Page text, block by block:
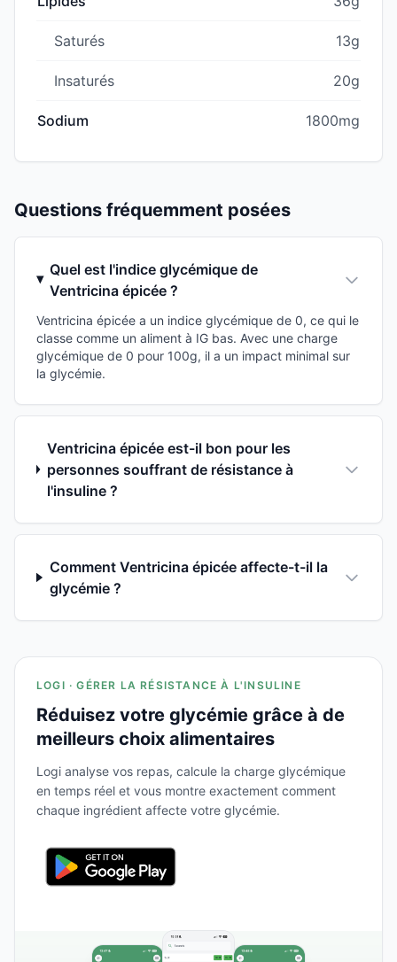
Saturés 13g
Insaturés 20g
Sodium 1800mg
Questions fréquemment posées
Quel est l'indice glycémique de
Ventricina épicée ?
Ventricina épicée a un indice glycémique de 0, ce qui le
classe comme un aliment à IG bas. Avec une charge
glycémique de 0 pour 100g, il a un impact minimal sur
la glycémie.
Ventricina épicée est-il bon pour les
personnes souffrant de résistance à
l'insuline ?
Comment Ventricina épicée affecte-t-il la
glycémie ?
LOGI · GÉRER LA RÉSISTANCE À L'INSULINE
Réduisez votre glycémie grâce à de
meilleurs choix alimentaires
Logi analyse vos repas, calcule la charge glycémique
en temps réel et vous montre exactement comment
chaque ingrédient affecte votre glycémie.